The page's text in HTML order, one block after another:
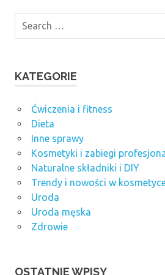
KATEGORIE
Ćwiczenia i fitness
Dieta
Inne sprawy
Kosmetyki i zabiegi
Naturalne składniki i DIY
Trendy i nowości w
Uroda
Uroda męska
Zdrowie
OSTATNIE WPISY